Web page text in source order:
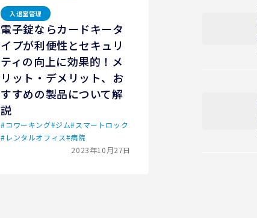
入退室管理
電子錠ならカードキータ
イプが利便性とセキュリ
ティの向上に効果的！メ
リット・デメリット、お
すすめの製品について解
説
コワーキング
# ジム
# スマートロック
#
レンタルオフィス
# 病院
#
2023年10月27日